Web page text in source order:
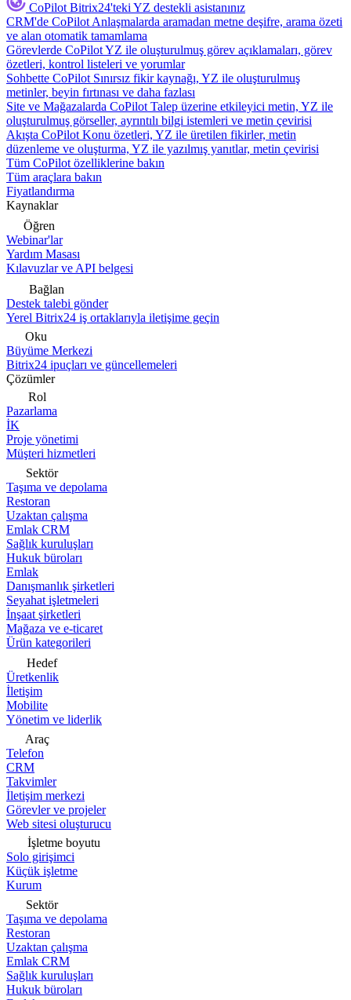
CoPilot Bitrix24'teki YZ destekli asistanınız
CRM'de CoPilot Anlaşmalarda aramadan metne deşifre, arama özeti
ve alan otomatik tamamlama
Görevlerde CoPilotYZ ile oluşturulmuş görev açıklamaları, görev
özetleri, kontrol listeleri ve yorumlar
Sohbette CoPilot Sınırsız fikir kaynağı, YZ ile oluşturulmuş
metinler, beyin fırtınası ve daha fazlası
Site ve Mağazalarda CoPilot Talep üzerine etkileyici metin, YZ ile
oluşturulmuş görseller, ayrıntılı bilgi istemleri ve metin çevirisi
Akışta CoPilot Konu özetleri, YZ ile üretilen fikirler, metin
düzenleme ve oluşturma, YZ ile yazılmış yanıtlar, metin çevirisi
Tüm CoPilot özelliklerine bakın
Tüm araçlara bakın
Fiyatlandırma
Kaynaklar
Öğren
Webinar'lar
Yardım Masası
Kılavuzlar ve API belgesi
Bağlan
Destek talebi gönder
Yerel Bitrix24 iş ortaklarıyla iletişime geçin
Oku
Büyüme Merkezi
Bitrix24 ipuçları ve güncellemeleri
Çözümler
Rol
Pazarlama
İK
Proje yönetimi
Müşteri hizmetleri
Sektör
Taşıma ve depolama
Restoran
Uzaktan çalışma
Emlak CRM
Sağlık kuruluşları
Hukuk büroları
Emlak
Danışmanlık şirketleri
Seyahat işletmeleri
İnşaat şirketleri
Mağaza ve e-ticaret
Ürün kategorileri
Hedef
Üretkenlik
İletişim
Mobilite
Yönetim ve liderlik
Araç
Telefon
CRM
Takvimler
İletişim merkezi
Görevler ve projeler
Web sitesi oluşturucu
İşletme boyutu
Solo girişimci
Küçük işletme
Kurum
Sektör
Taşıma ve depolama
Restoran
Uzaktan çalışma
Emlak CRM
Sağlık kuruluşları
Hukuk büroları